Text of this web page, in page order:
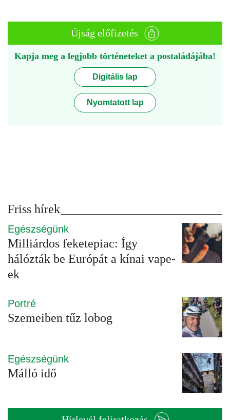
Újság előfizetés
Kapja meg a legjobb történeteket a postaládájába!
Digitális lap
Nyomtatott lap
Friss hírek
Egészségünk
Milliárdos feketepiac: Így
hálózták be Európát a kínai vape-
ek
Portré
Szemeiben tűz lobog
Egészségünk
Málló idő